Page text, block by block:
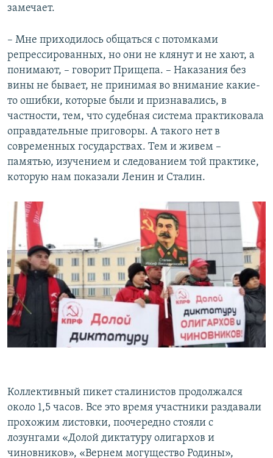
замечает.
– Мне приходилось общаться с потомками
репрессированных, но они не клянут и не хают, а
понимают, – говорит Прищепа. – Наказания без
вины не бывает, не принимая во внимание какие-
то ошибки, которые были и признавались, в
частности, тем, что судебная система практиковала
оправдательные приговоры. А такого нет в
современных государствах. Тем и живем –
памятью, изучением и следованием той практике,
которую нам показали Ленин и Сталин.
Коллективный пикет сталинистов продолжался
около 1,5 часов. Все это время участники раздавали
прохожим листовки, поочередно стояли с
лозунгами «Долой диктатуру олигархов и
чиновников», «Вернем могущество Родины»,